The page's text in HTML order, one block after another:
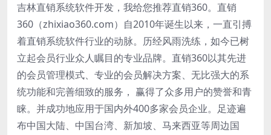
吉林直销系统软件开发，我给您推荐直销360。直销
360（zhixiao360.com）自2010年诞生以来，一直引搏
着直销系统软件行业的动脉。历经风雨洗练，如今已树
立起会员行业众人瞩目的专业品牌。直销360以其先进
的会员管理模式、专业的会员解决方案、无比强大的系
统功能和完善细致的服务， 赢得了众多用户的赞誉和青
睐。并成功地应用于国内外400多家会员企业。足迹遍
布中国大陆、中国台湾、新加坡、马来西亚等周边国